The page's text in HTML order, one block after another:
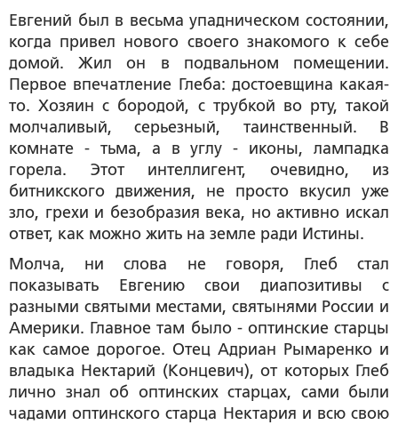
Евгений был в весьма упадническом состоянии,
когда привел нового своего знакомого к себе
домой. Жил он в подвальном помещении.
Первое впечатление Глеба: достоевщина какая-
то. Хозяин с бородой, с трубкой во рту, такой
молчаливый, серьезный, таинственный. В
комнате - тьма, а в углу - иконы, лампадка
горела. Этот интеллигент, очевидно, из
битникского движения, не просто вкусил уже
зло, грехи и безобразия века, но активно искал
ответ, как можно жить на земле ради Истины.
Молча, ни слова не говоря, Глеб стал
показывать Евгению свои диапозитивы с
разными святыми местами, святынями России и
Америки. Главное там было - оптинские старцы
как самое дорогое. Отец Адриан Рымаренко и
владыка Нектарий (Концевич), от которых Глеб
лично знал об оптинских старцах, сами были
чадами оптинского старца Нектария и всю свою